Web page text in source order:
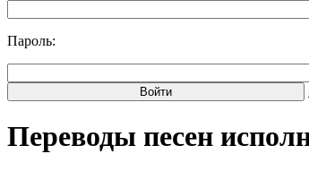
Пароль:
Переводы песен